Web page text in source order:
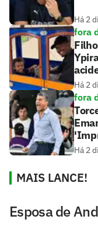
Há 2
fora
Há 2
fora
Há 2
MAIS LANCE!
Esposa de